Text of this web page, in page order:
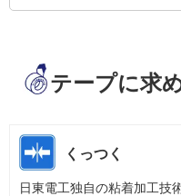
テープに求
くっつく
日東電工独自の粘着加工技